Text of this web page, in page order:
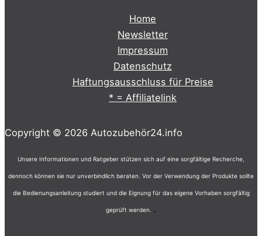
Home
Newsletter
Impressum
Datenschutz
Haftungsausschluss für Preise
* = Affiliatelink
Copyright © 2026 Autozubehör24.info
Unsere Informationen und Ratgeber stützen sich auf eine sorgfältige Recherche,
dennoch können sie nur unverbindlich beraten. Vor der Verwendung der Produkte sollte
die Bedienungsanleitung studiert und die Eignung für das eigene Vorhaben sorgfältig
geprüft werden. .